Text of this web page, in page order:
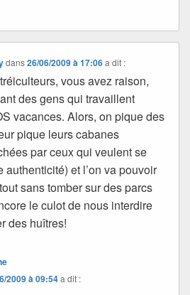
dans26/06/2009 à 17:06 a dit :
vous avez raison,
des gens qui travaillent
vacances. Alors, on pique des
pique leurs cabanes
par ceux qui veulent se
authenticité) et l’on va pouvoir
sans tomber sur des parcs
le culot de nous interdire
des huîtres!
2009 à 09:54a dit :